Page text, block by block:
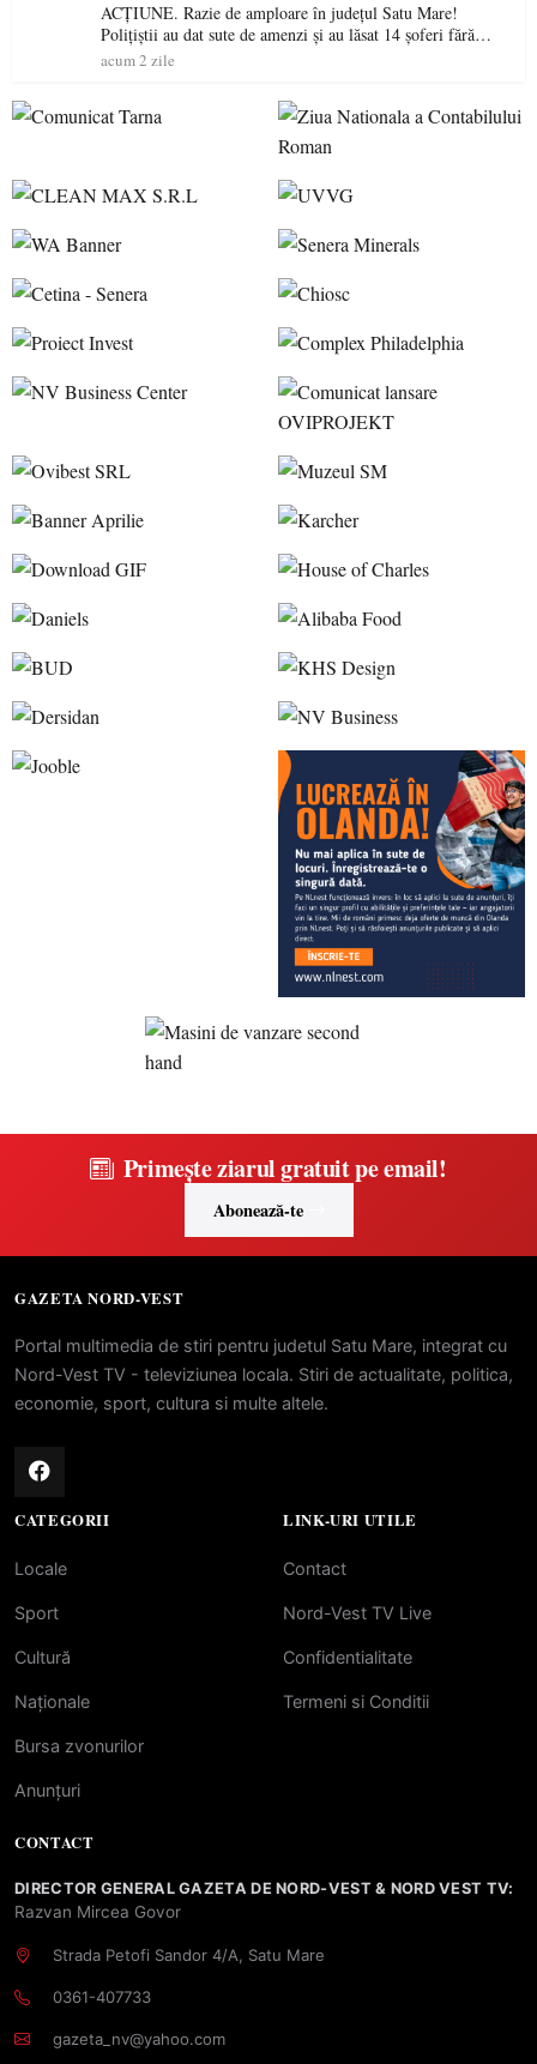
ACȚIUNE. Razie de amploare în județul Satu Mare!
Polițiștii au dat sute de amenzi și au lăsat 14 șoferi fără
permis într-o singură zi
acum 2 zile
Primește ziarul gratuit pe email!
Abonează-te
GAZETA NORD-VEST
Portal multimedia de stiri pentru judetul Satu Mare, integrat cu
Nord-Vest TV - televiziunea locala. Stiri de actualitate, politica,
economie, sport, cultura si multe altele.
CATEGORII
Locale
Sport
Cultură
Naționale
Bursa zvonurilor
Anunțuri
LINK-URI UTILE
Contact
Nord-Vest TV Live
Confidentialitate
Termeni si Conditii
CONTACT
DIRECTOR GENERAL GAZETA DE NORD-VEST & NORD VEST TV:
Razvan Mircea Govor
Strada Petofi Sandor 4/A, Satu Mare
0361-407733
gazeta_nv@yahoo.com